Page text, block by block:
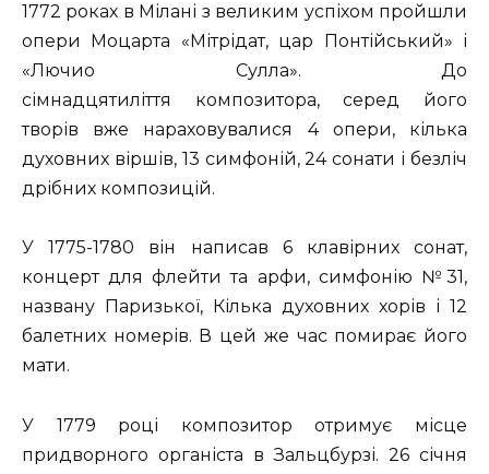
1772 роках в Мілані з великим успіхом пройшли
опери Моцарта «Мітрідат, цар Понтійський» і
«Лючио Сулла». До
сімнадцятиліття композитора, серед його
творів вже нараховувалися 4 опери, кілька
духовних віршів, 13 симфоній, 24 сонати і безліч
дрібних композицій.
У 1775-1780 він написав 6 клавірних сонат,
концерт для флейти та арфи, симфонію №31,
названу Паризької, Кілька духовних хорів і 12
балетних номерів. В цей же час помирає його
мати.
У 1779 році композитор отримує місце
придворного органіста в Зальцбурзі. 26 січня